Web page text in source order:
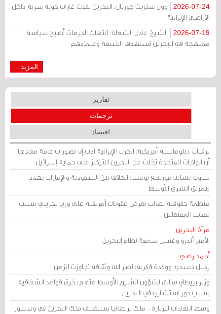
2026-07-24
وول ستريت جورنال: البحرين نفذت غارات جوية سرية داخل
الأراضي الإيرانية
2026-07-19
الشيخ عادل الشعلة: انتهاك الحرمات أصبح سياسة
ممنهجة في البحرين تستهدف الشيعة وعلماءهم
المزيد...
تقارير
ترجمات
اقتصاد
برقيات دبلوماسية أمريكية: الحرب الإيرانية أدت إلى تصورات عامة مفادها
أن الولايات المتحدة تخلت عن البحرين للتركيز على حماية إسرائيل
ساوث تشاينا مورنينغ بوست: الخلاف بين السعودية والإمارات يهدد
بتمزيق الشرق الأوسط
منظمة حقوقية تطالب بفرض عقوبات أمريكية على وزير بحريني بسبب
تعذيب المعتقلين
مرآة البحرين
الأمير أندرو وغسل سمعة نظام البحرين
أحمد رضي
رحيل جسدي، وولادة فكرية: نصر الله وثقافة تجاوزت الزمن
وزير بريطاني سابق لشؤون الشرق الأوسط متهم بخرق قواعد الشفافية
بسبب دور استشاري في البحرين
وسط انتقادات للزيارة .. ملك بريطانيا يستضيف ملك البحرين في وندسور